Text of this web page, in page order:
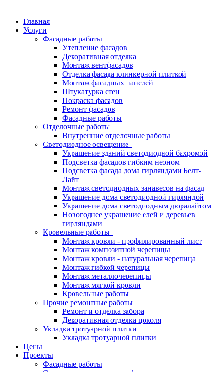
Главная
Услуги
Фасадные работы
Утепление фасадов
Декоративная отделка
Монтаж вентфасадов
Отделка фасада клинкерной плиткой
Монтаж фасадных панелей
Штукатурка стен
Покраска фасадов
Ремонт фасадов
Фасадные работы
Отделочные работы
Внутренние отделочные работы
Светодиодное освещение
Украшение зданий светодиодной бахромой
Подсветка фасадов гибким неоном
Подсветка фасада дома гирляндами Белт-
Лайт
Монтаж светодиодных занавесов на фасад
Украшение дома светодиодной гирляндой
Украшение дома светодиодным дюралайтом
Новогоднее украшение елей и деревьев
гирляндами
Кровельные работы
Монтаж кровли - профилированный лист
Монтаж композитной черепицы
Монтаж кровли - натуральная черепица
Монтаж гибкой черепицы
Монтаж металлочерепицы
Монтаж мягкой кровли
Кровельные работы
Прочие ремонтные работы
Ремонт и отделка забора
Декоративная отделка цоколя
Укладка тротуарной плитки
Укладка тротуарной плитки
Цены
Проекты
Фасадные работы